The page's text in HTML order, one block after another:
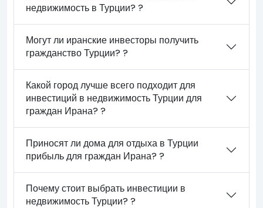
недвижимость в Турции? ?
Могут ли иранские инвесторы получить
гражданство Турции? ?
Какой город лучше всего подходит для
инвестиций в недвижимость Турции для
граждан Ирана? ?
Приносят ли дома для отдыха в Турции
прибыль для граждан Ирана? ?
Почему стоит выбрать инвестиции в
недвижимость Турции? ?